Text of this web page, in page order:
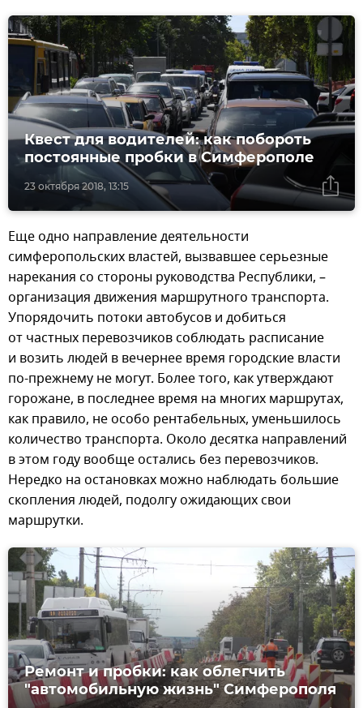
23 октября 2018, 13:15
Квест для водителей: как побороть
постоянные пробки в Симферополе
Еще одно направление деятельности
симферопольских властей, вызвавшее серьезные
нарекания со стороны руководства Республики, –
организация движения маршрутного транспорта.
Упорядочить потоки автобусов и добиться
от частных перевозчиков соблюдать расписание
и возить людей в вечернее время городские власти
по-прежнему не могут. Более того, как утверждают
горожане, в последнее время на многих маршрутах,
как правило, не особо рентабельных, уменьшилось
количество транспорта. Около десятка направлений
в этом году вообще остались без перевозчиков.
Нередко на остановках можно наблюдать большие
скопления людей, подолгу ожидающих свои
маршрутки.
Ремонт и пробки: как облегчить
"автомобильную жизнь" Симферополя